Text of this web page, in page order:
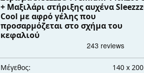
+ Μαξιλάρι στήριξης αυχένα
Cool με αφρό γέλης που
προσαρμόζεται στο σχήμα του
κεφαλιού
Μέγεθος:
140 x